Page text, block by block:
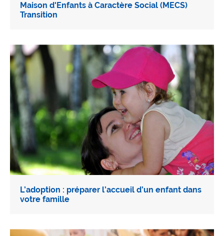
Maison d'Enfants à Caractère Social (MECS)
Transition
L’adoption : préparer l’accueil d’un enfant dans
votre famille